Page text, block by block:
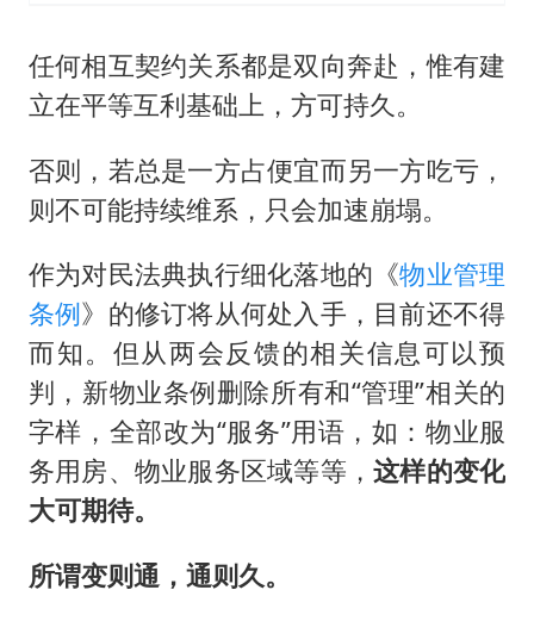
任何相互契约关系都是双向奔赴，惟有建
立在平等互利基础上，方可持久。
否则，若总是一方占便宜而另一方吃亏，
则不可能持续维系，只会加速崩塌。
作为对民法典执行细化落地的《物业管理
条例》的修订将从何处入手，目前还不得
而知。但从两会反馈的相关信息可以预
判，新物业条例删除所有和“管理”相关的
字样，全部改为“服务”用语，如：物业服
务用房、物业服务区域等等，这样的变化
大可期待。
所谓变则通，通则久。